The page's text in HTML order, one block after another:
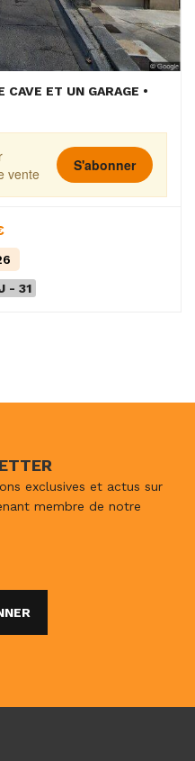
CAVE ET UN GARAGE •
vente
S'abonner
- 31
exclusives et actus sur
membre de notre